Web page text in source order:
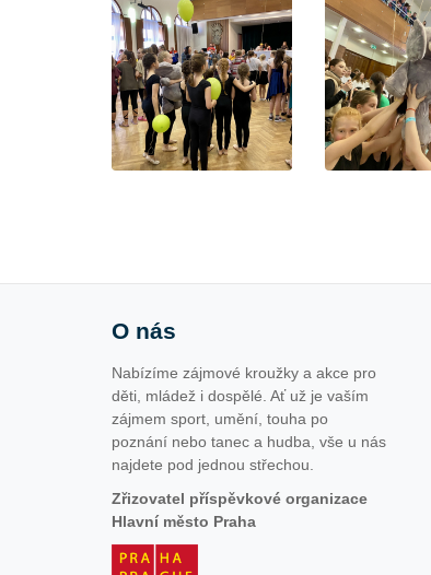
O nás
Nabízíme zájmové kroužky a akce pro
děti, mládež i dospělé. Ať už je vaším
zájmem sport, umění, touha po
poznání nebo tanec a hudba, vše u nás
najdete pod jednou střechou.
Zřizovatel příspěvkové organizace
Hlavní město Praha